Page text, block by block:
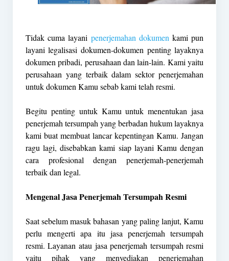
Tidak cuma layani penerjemahan dokumen kami pun
layani legalisasi dokumen-dokumen penting layaknya
dokumen pribadi, perusahaan dan lain-lain. Kami yaitu
perusahaan yang terbaik dalam sektor penerjemahan
untuk dokumen Kamu sebab kami telah resmi.
Begitu penting untuk Kamu untuk menentukan jasa
penerjemah tersumpah yang berbadan hukum layaknya
kami buat membuat lancar kepentingan Kamu. Jangan
ragu lagi, disebabkan kami siap layani Kamu dengan
cara profesional dengan penerjemah-penerjemah
terbaik dan legal.
Mengenal Jasa Penerjemah Tersumpah Resmi
Saat sebelum masuk bahasan yang paling lanjut, Kamu
perlu mengerti apa itu jasa penerjemah tersumpah
resmi. Layanan atau jasa penerjemah tersumpah resmi
yaitu pihak yang menyediakan penerjemahan